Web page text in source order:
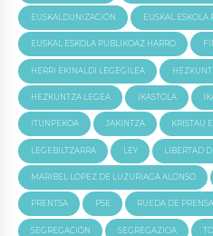
EUSKALDUNIZACIÓN EUSKAL ESKOLA
EUSKAL ESKOLA PUBLIKOAZ HARRO
HERRI EKINALDI LEGEGILEA
HEZKUNTZA LEGEA IKASTOLA
ITUNPEKOA JAKINTZA KRISTAU
LEGEBILTZARRA LEY LIBERTAD
MARIBEL LOPEZ DE LUZURIAGA ALONSO
PRENTSA PSE RUEDA DE PRENSA
SEGREGACIÓN SEGREGAZIOA